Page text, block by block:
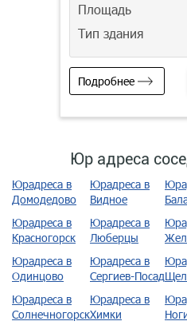
Площадь
Тип здания
Подробнее
Юр адреса
Юрадреса в
Домодедово
Юрадреса в
Видное
Юрадреса в
Красногорск
Юрадреса в
Люберцы
Юрадреса в
Одинцово
Юрадреса в
Сергиев-Посад
Юрадреса в
Солнечногорск
Юрадреса в
Химки